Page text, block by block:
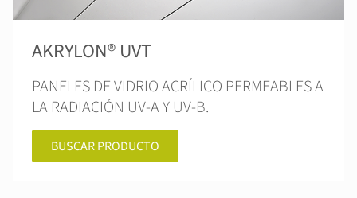
AKRYLON® UVT
PANELES DE VIDRIO ACRÍLICO PERMEABLES A
LA RADIACIÓN UV-A Y UV-B.
BUSCAR PRODUCTO